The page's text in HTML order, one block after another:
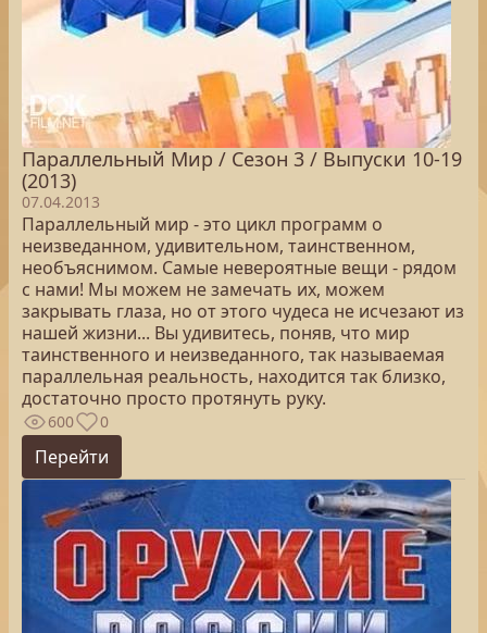
Параллельный Мир / Сезон 3 / Выпуски 10-19
(2013)
07.04.2013
Параллельный мир - это цикл программ о
неизведанном, удивительном, таинственном,
необъяснимом. Самые невероятные вещи - рядом
с нами! Мы можем не замечать их, можем
закрывать глаза, но от этого чудеса не исчезают из
нашей жизни... Вы удивитесь, поняв, что мир
таинственного и неизведанного, так называемая
параллельная реальность, находится так близко,
достаточно просто протянуть руку.
600 0
Перейти